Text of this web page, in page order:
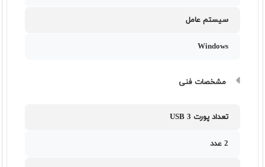
سیستم عامل
Windows
مشخصات فنی
تعداد پورت USB 3
2 عدد